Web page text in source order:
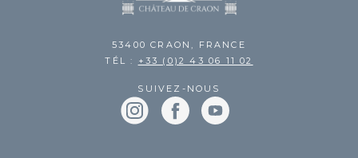
53400 CRAON, FRANCE
TÉL :
+33 (0)2 43 06 11 02
SUIVEZ-NOUS